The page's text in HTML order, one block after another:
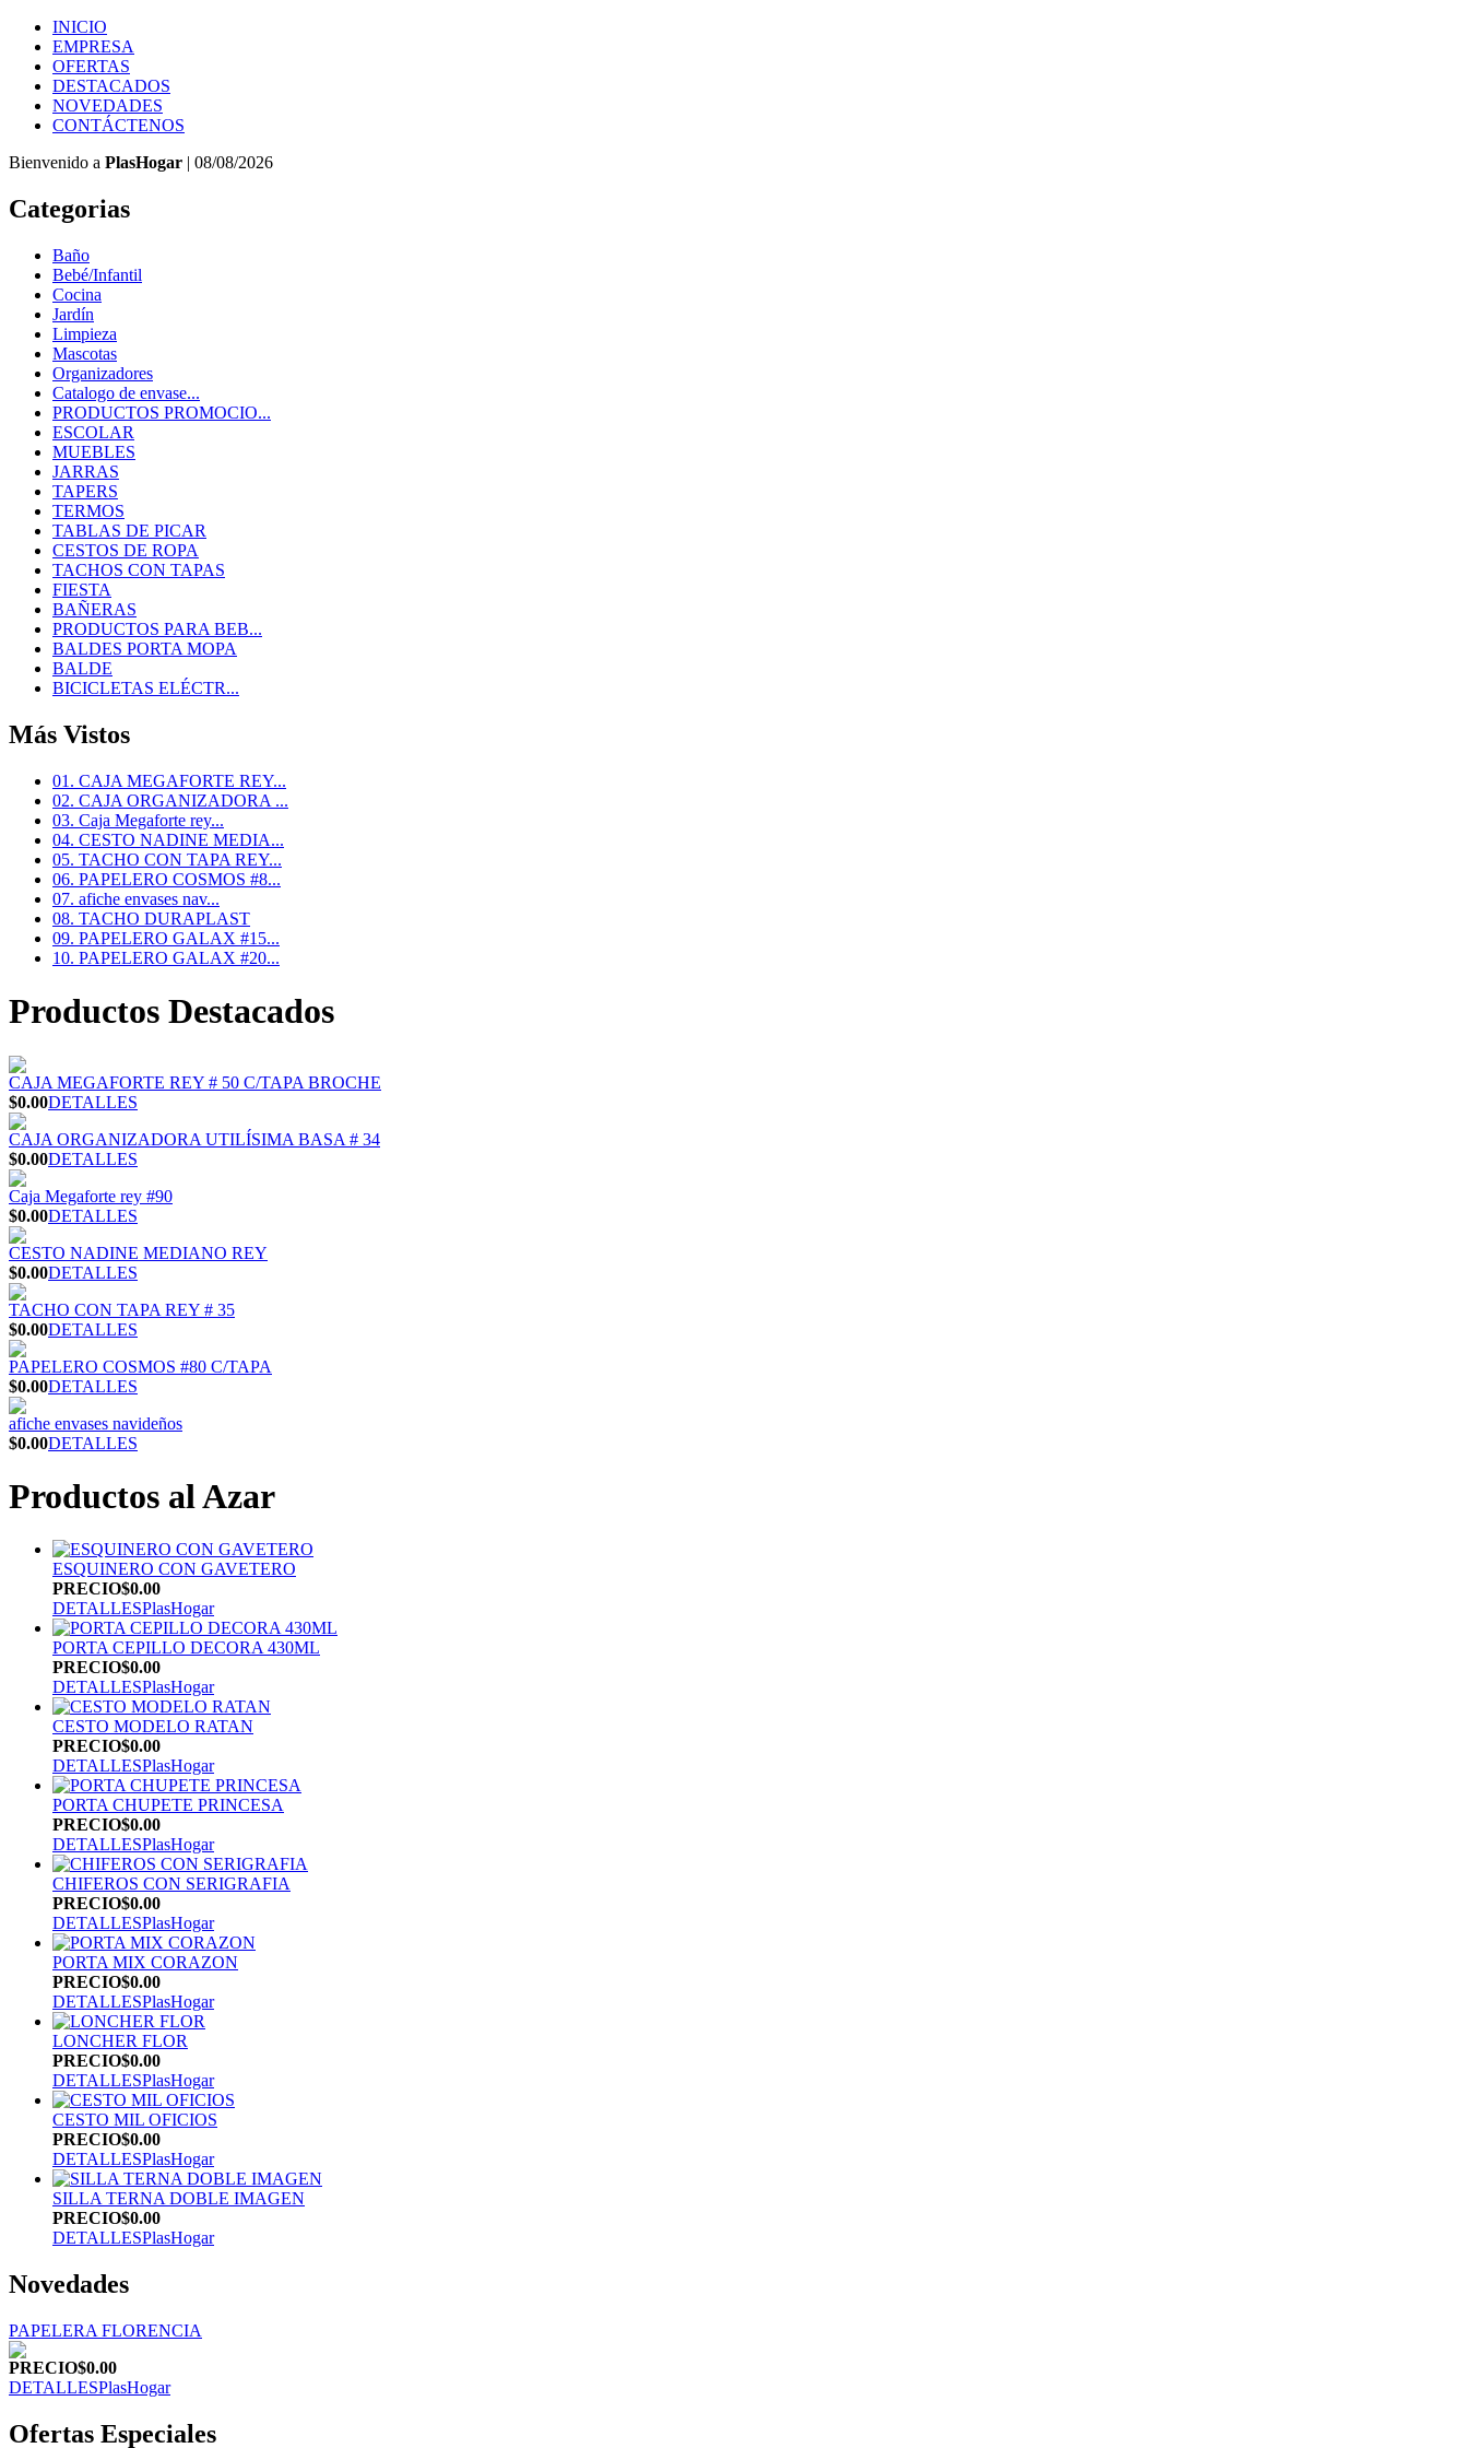
INICIO
EMPRESA
OFERTAS
DESTACADOS
NOVEDADES
CONTÁCTENOS
Bienvenido a PlasHogar | 08/08/2026
Categorias
Baño
Bebé/Infantil
Cocina
Jardín
Limpieza
Mascotas
Organizadores
Catalogo de envase...
PRODUCTOS PROMOCIO...
ESCOLAR
MUEBLES
JARRAS
TAPERS
TERMOS
TABLAS DE PICAR
CESTOS DE ROPA
TACHOS CON TAPAS
FIESTA
BAÑERAS
PRODUCTOS PARA BEB...
BALDES PORTA MOPA
BALDE
BICICLETAS ELÉCTR...
Más Vistos
01. CAJA MEGAFORTE REY...
02. CAJA ORGANIZADORA ...
03. Caja Megaforte rey...
04. CESTO NADINE MEDIA...
05. TACHO CON TAPA REY...
06. PAPELERO COSMOS #8...
07. afiche envases nav...
08. TACHO DURAPLAST
09. PAPELERO GALAX #15...
10. PAPELERO GALAX #20...
Productos Destacados
CAJA MEGAFORTE REY # 50 C/TAPA BROCHE
$0.00DETALLES
CAJA ORGANIZADORA UTILÍSIMA BASA # 34
$0.00DETALLES
Caja Megaforte rey #90
$0.00DETALLES
CESTO NADINE MEDIANO REY
$0.00DETALLES
TACHO CON TAPA REY # 35
$0.00DETALLES
PAPELERO COSMOS #80 C/TAPA
$0.00DETALLES
afiche envases navideños
$0.00DETALLES
Productos al Azar
ESQUINERO CON GAVETERO
PRECIO$0.00
DETALLESPlasHogar
PORTA CEPILLO DECORA 430ML
PRECIO$0.00
DETALLESPlasHogar
CESTO MODELO RATAN
PRECIO$0.00
DETALLESPlasHogar
PORTA CHUPETE PRINCESA
PRECIO$0.00
DETALLESPlasHogar
CHIFEROS CON SERIGRAFIA
PRECIO$0.00
DETALLESPlasHogar
PORTA MIX CORAZON
PRECIO$0.00
DETALLESPlasHogar
LONCHER FLOR
PRECIO$0.00
DETALLESPlasHogar
CESTO MIL OFICIOS
PRECIO$0.00
DETALLESPlasHogar
SILLA TERNA DOBLE IMAGEN
PRECIO$0.00
DETALLESPlasHogar
Novedades
PAPELERA FLORENCIA
PRECIO$0.00
DETALLESPlasHogar
Ofertas Especiales